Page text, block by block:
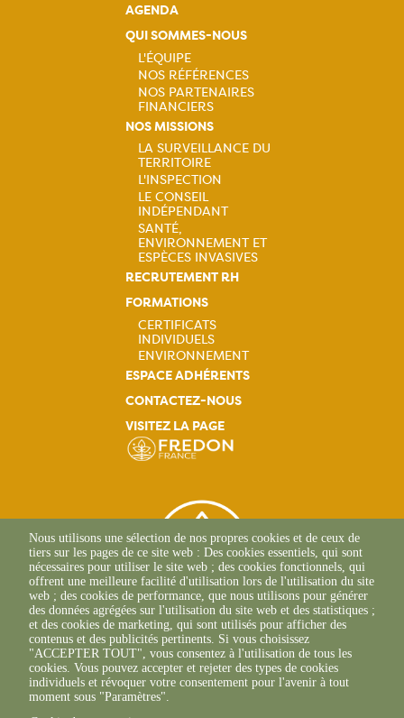
AGENDA
QUI SOMMES-NOUS
Navigation
principale
L'ÉQUIPE
NOS RÉFÉRENCES
NOS PARTENAIRES
FINANCIERS
NOS MISSIONS
Navigation
principale
LA SURVEILLANCE DU
TERRITOIRE
L'INSPECTION
LE CONSEIL
INDÉPENDANT
SANTÉ,
ENVIRONNEMENT ET
ESPÈCES INVASIVES
RECRUTEMENT RH
FORMATIONS
Navigation
principale
CERTIFICATS
INDIVIDUELS
ENVIRONNEMENT
ESPACE ADHÉRENTS
CONTACTEZ-NOUS
VISITEZ LA PAGE
39 Rue Alexandre Blanc
84000 Avignon
+33(0)4 90 27 26 70
Nous utilisons une sélection de nos propres cookies et de ceux de
tiers sur les pages de ce site web : Des cookies essentiels, qui sont
nécessaires pour utiliser le site web ; des cookies fonctionnels, qui
offrent une meilleure facilité d'utilisation lors de l'utilisation du site
web ; des cookies de performance, que nous utilisons pour générer
des données agrégées sur l'utilisation du site web et des statistiques ;
et des cookies de marketing, qui sont utilisés pour afficher des
contenus et des publicités pertinents. Si vous choisissez
"ACCEPTER TOUT", vous consentez à l'utilisation de tous les
cookies. Vous pouvez accepter et rejeter des types de cookies
individuels et révoquer votre consentement pour l'avenir à tout
moment sous "Paramètres".